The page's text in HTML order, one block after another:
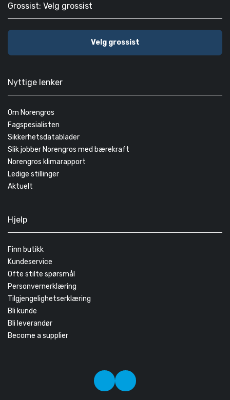
Grossist: Velg grossist
Velg grossist
Nyttige lenker
Om Norengros
Fagspesialisten
Sikkerhetsdatablader
Slik jobber Norengros med bærekraft
Norengros klimarapport
Ledige stillinger
Aktuelt
Hjelp
Finn butikk
Kundeservice
Ofte stilte spørsmål
Personvernerklæring
Tilgjengelighetserklæring
Bli kunde
Bli leverandør
Become a supplier